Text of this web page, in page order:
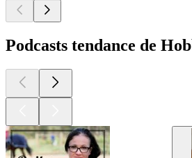
Podcasts tendance de